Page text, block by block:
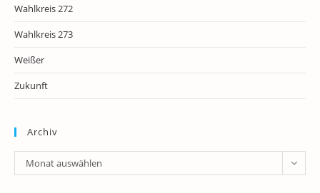
Wahlkreis 272
Wahlkreis 273
Weißer
Zukunft
Archiv
Archiv
Monat auswählen